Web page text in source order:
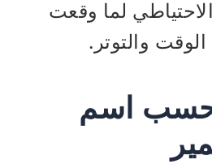
لما وقعت
والتوتر.
حسب اسم